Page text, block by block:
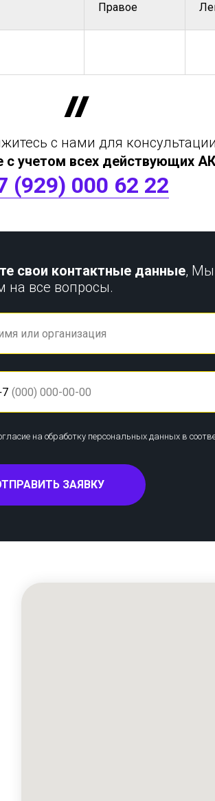
Правое
с нами для
с учетом всех действующих
(929) 000 62 22
свои контактные данные, Мы
на все вопросы.
на обработку персональных данных в
ЗАЯВКУ